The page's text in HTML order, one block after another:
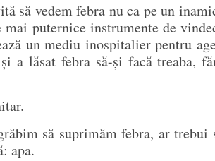
să vedem febra nu ca pe un
puternice instrumente de
un mediu inospitalier pentru
a lăsat febra să-și facă treaba,
să suprimăm febra, ar trebui
apa.